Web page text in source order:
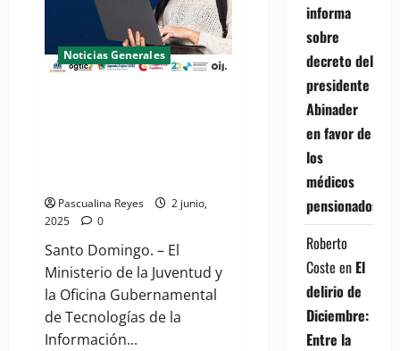
Noticias Generales
Pascualina Reyes
2 junio,
2025
0
Santo Domingo. – El
Ministerio de la Juventud y
la Oficina Gubernamental
de Tecnologías de la
Información...
informa
sobre
decreto del
presidente
Abinader
en favor de
los
médicos
pensionados
Roberto
Coste en El
delirio de
Diciembre:
Entre la